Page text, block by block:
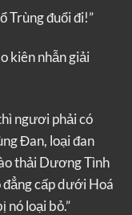
Trùng đuổi đi!”
kiên nhẫn giải
ngươi phải có
Đan, loại đan
thải Dương Tình
cấp dưới Hoá
nó loại bỏ.”